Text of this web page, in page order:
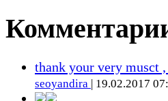
thank your very musct
seoyandira | 19.02.2017